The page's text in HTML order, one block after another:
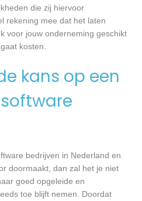
die zij hiervoor
rekening mee dat het laten
voor jouw onderneming geschikt
kosten.
kans op een
bedrijven in Nederland en
doormaakt, dan zal het je niet
goed opgeleide en
toe blijft nemen. Doordat